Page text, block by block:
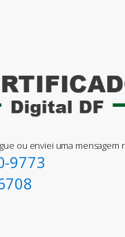
ou enviei uma mensagem
9773